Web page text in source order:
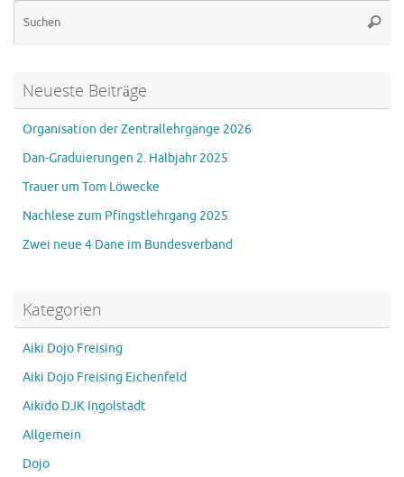
Neueste Beiträge
Organisation der Zentrallehrgänge 2026
Dan-Graduierungen 2. Halbjahr 2025
Trauer um Tom Löwecke
Nachlese zum Pfingstlehrgang 2025
Zwei neue 4 Dane im Bundesverband
Kategorien
Aiki Dojo Freising
Aiki Dojo Freising Eichenfeld
Aikido DJK Ingolstadt
Allgemein
Dojo